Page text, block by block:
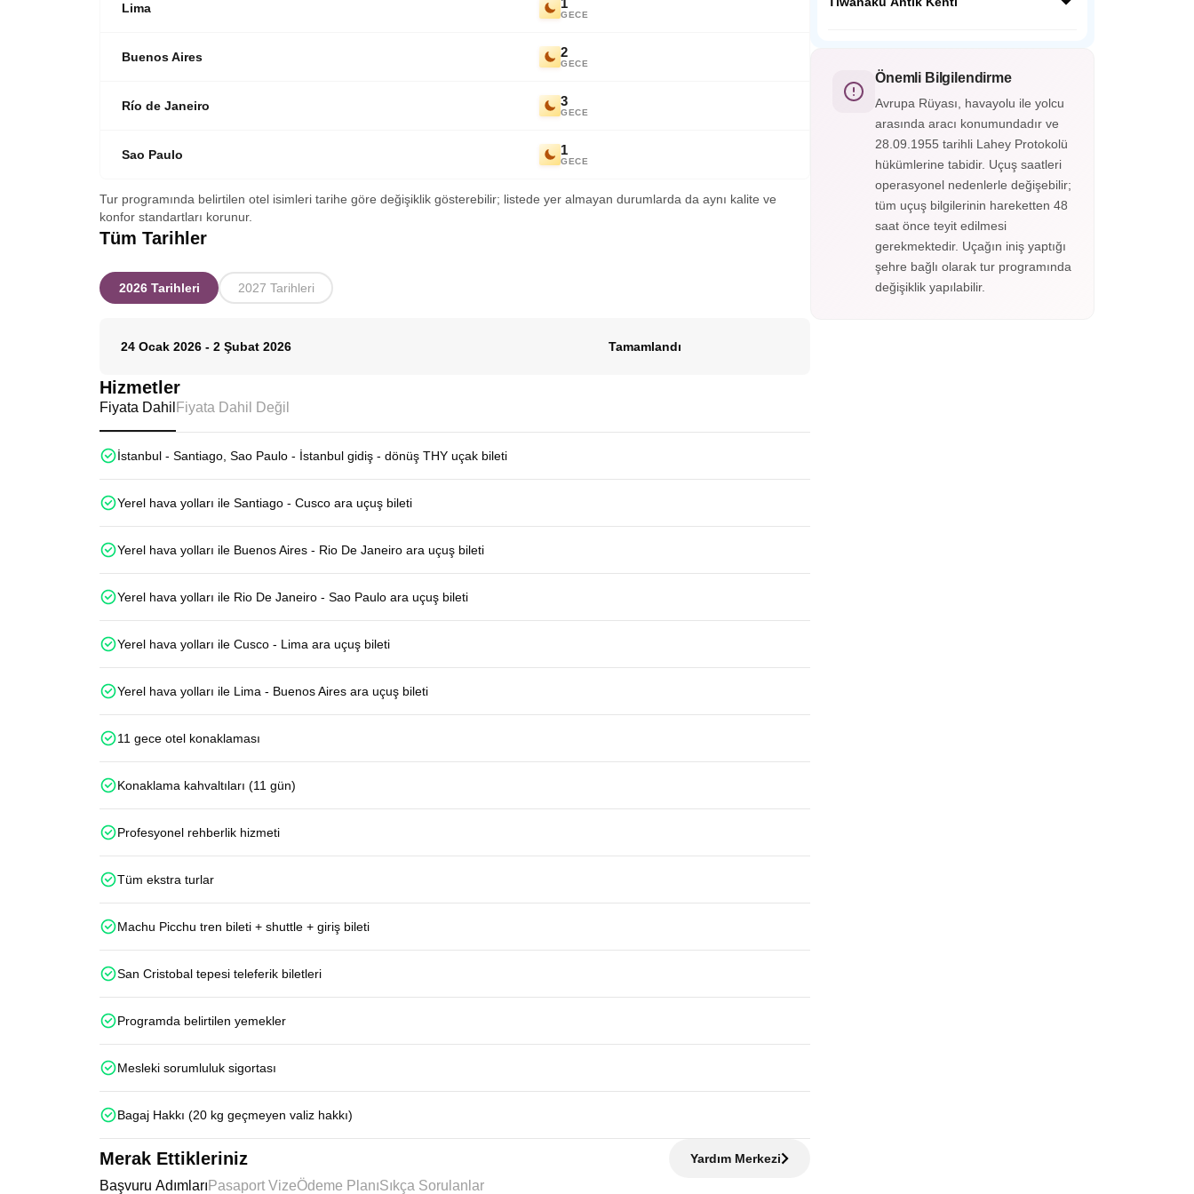
Lima 1
GECE
Buenos Aires 2
GECE
Río de Janeiro 3
GECE
Sao Paulo 1
GECE
Tur programında belirtilen otel isimleri tarihe göre değişiklik gösterebilir; listede yer almayan durumlarda da aynı kalite ve
konfor standartları korunur.
Tüm Tarihler
2026 Tarihleri 2027 Tarihleri
24 Ocak 2026 - 2 Şubat 2026 Tamamlandı
Hizmetler
Fiyata Dahil Fiyata Dahil Değil
İstanbul - Santiago, Sao Paulo - İstanbul gidiş - dönüş THY uçak bileti
Yerel hava yolları ile Santiago - Cusco ara uçuş bileti
Yerel hava yolları ile Buenos Aires - Rio De Janeiro ara uçuş bileti
Yerel hava yolları ile Rio De Janeiro - Sao Paulo ara uçuş bileti
Yerel hava yolları ile Cusco - Lima ara uçuş bileti
Yerel hava yolları ile Lima - Buenos Aires ara uçuş bileti
11 gece otel konaklaması
Konaklama kahvaltıları (11 gün)
Profesyonel rehberlik hizmeti
Tüm ekstra turlar
Machu Picchu tren bileti + shuttle + giriş bileti
San Cristobal tepesi teleferik biletleri
Programda belirtilen yemekler
Mesleki sorumluluk sigortası
Bagaj Hakkı (20 kg geçmeyen valiz hakkı)
Merak Ettikleriniz Yardım Merkezi
Başvuru Adımları Pasaport VizeÖdeme Planı Sıkça Sorulanlar
Mirası listesindeki eski bir medeniyet
merkezidir. Güneş Kapısı, Akapana Piramidi
ve taş oymalarıyla dikkat çeker.
Önemli Bilgilendirme
Avrupa Rüyası, havayolu ile yolcu
arasında aracı konumundadır ve
28.09.1955 tarihli Lahey Protokolü
hükümlerine tabidir. Uçuş saatleri
operasyonel nedenlerle değişebilir;
tüm uçuş bilgilerinin hareketten 48
saat önce teyit edilmesi
gerekmektedir. Uçağın iniş yaptığı
şehre bağlı olarak tur programında
değişiklik yapılabilir.